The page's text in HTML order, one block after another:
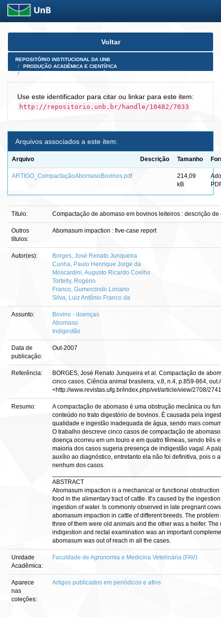
Skip
Voltar
REPOSITÓRIO INSTITUCIONAL DA UNB
PRODUÇÃO ACADÊMICA E CIENTÍFICA
Use este identificador para citar ou linkar para este item:
http://repositorio.unb.br/handle/10482/7033
Arquivos associados a este item:
Arquivo Descrição Tamanho
ARTIGO_CompactaçãoAbomasoBovinos.pdf
214,09
kB
Título: Compactação de abomaso em bovinos leiteiros : descrição de
Outros
títulos:
Abomasum impaction : five-case report
Autor(es):
Borges, José Renato Junqueira
Cunha, Paulo Henrique Jorge da
Moscardini, Augusto Ricardo Coelho
Tortelly, Rogério
Franco, Gumercindo Loriano
Silva, Luiz Antônio Franco da
Assunto:
Bovino - doenças
Abomaso
Indigestão
Data de
publicação:
Out-2007
Referência:
BORGES, José Renato Junqueira et al. Compactação de
cinco casos. Ciência animal brasileira, v.8, n.4, p.859-864,
<http://www.revistas.ufg.br/index.php/vet/article/view/2708/
Resumo:
A compactação de abomaso é uma obstrução mecânica ou
conteúdo no trato digestório de bovinos. É causada pela
qualidade e ingestão inadequada de água, sendo mais
O trabalho descreve cinco casos de compactação de
doença ocorreu em um touro e em quatro fêmeas, sendo três
maioria dos casos sugeria presença de indigestão vagal. A
auxílio ao diagnóstico, entretanto ela não foi definitiva, pois o
nenhum dos casos.
ABSTRACT
Abomasum impaction is a mechanical or functional
food in the alimentary tract of cattle. It’s caused by the
ingestion of water. Is commonly observed in late pregnant
abomasum impaction in cattle of different breeds. The
three of them were old animals and the other was a heifer.
indigestion and rectal examination was an important
abomasum was out of reach in all the cases.
Unidade
Acadêmica:
Faculdade de Agronomia e Medicina Veterinária (FAV)
Aparece
nas
coleções:
Artigos publicados em periódicos e afins